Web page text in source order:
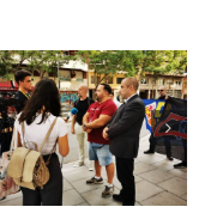
acto DN
contra la
invasión
migratoria
y el gran